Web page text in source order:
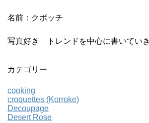
名前：クボッチ
写真好き トレンドを中心に書いてい
カテゴリー
cooking
croquettes (Korroke)
Decoupage
Desert Rose